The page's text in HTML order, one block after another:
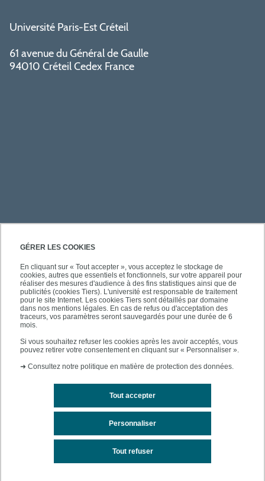
GÉRER LES COOKIES
En cliquant sur « Tout accepter », vous acceptez le stockage de
cookies, autres que essentiels et fonctionnels, sur votre appareil pour
réaliser des mesures d'audience à des fins statistiques ainsi que de
publicités (cookies Tiers). L'université est responsable de traitement
pour le site Internet. Les cookies Tiers sont détaillés par domaine
dans nos mentions légales. En cas de refus ou d'acceptation des
traceurs, vos paramètres seront sauvegardés pour une durée de 6
mois.
Si vous souhaitez refuser les cookies après les avoir acceptés, vous
pouvez retirer votre consentement en cliquant sur « Personnaliser ».
➜ Consultez notre politique en matière de protection des données.
Tout accepter
Tout refuser
Personnaliser
Université Paris-Est Créteil
61 avenue du Général de Gaulle
94010 Créteil Cedex France
PRATIQUE
À PROPOS DE L'UPEC
SUIVEZ-NOUS
Mentions légales